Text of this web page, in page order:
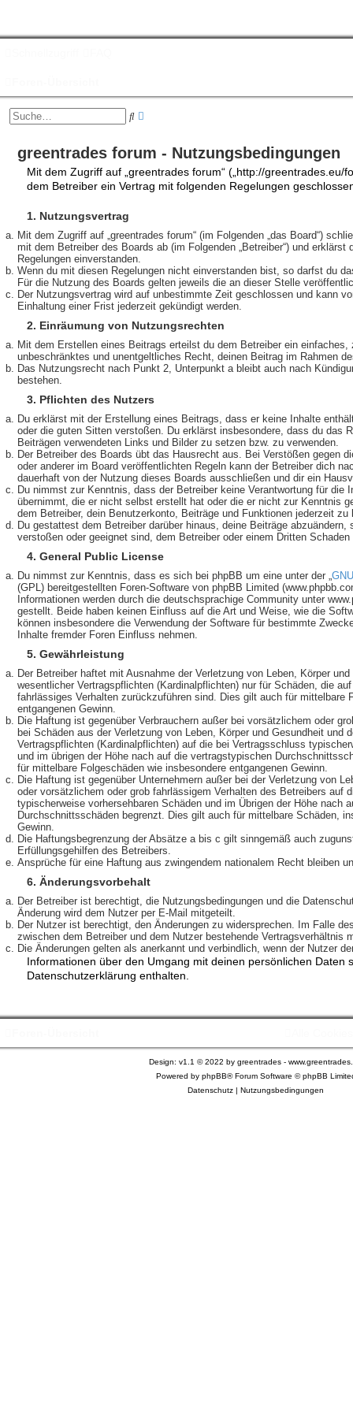
S
h e
i
t
e
S
u
h
e
greentrades forum - Nutzungsbedingungen
Mit dem Zugriff auf „greentrades forum“ („http://greentrades.eu/
dem Betreiber ein Vertrag mit folgenden Regelungen
1. Nutzungsvertrag
Mit dem Zugriff auf „greentrades forum“ (im Folgenden „das Board“)
mit dem Betreiber des Boards ab (im Folgenden „Betreiber“) und erklärst
Regelungen einverstanden.
Wenn du mit diesen Regelungen nicht einverstanden bist, so darfst du
Für die Nutzung des Boards gelten jeweils die an dieser Stelle
Der Nutzungsvertrag wird auf unbestimmte Zeit geschlossen und kann
Einhaltung einer Frist jederzeit gekündigt werden.
2. Einräumung von Nutzungsrechten
Mit dem Erstellen eines Beitrags erteilst du dem Betreiber ein einfaches,
unbeschränktes und unentgeltliches Recht, deinen Beitrag im Rahmen
Das Nutzungsrecht nach Punkt 2, Unterpunkt a bleibt auch nach
bestehen.
3. Pflichten des Nutzers
Du erklärst mit der Erstellung eines Beitrags, dass er keine Inhalte
oder die guten Sitten verstoßen. Du erklärst insbesondere, dass du das
Beiträgen verwendeten Links und Bilder zu setzen bzw. zu verwenden.
Der Betreiber des Boards übt das Hausrecht aus. Bei Verstößen gegen
oder anderer im Board veröffentlichten Regeln kann der Betreiber dich
dauerhaft von der Nutzung dieses Boards ausschließen und dir ein
Du nimmst zur Kenntnis, dass der Betreiber keine Verantwortung für die
übernimmt, die er nicht selbst erstellt hat oder die er nicht zur Kenntnis
dem Betreiber, dein Benutzerkonto, Beiträge und Funktionen jederzeit zu
Du gestattest dem Betreiber darüber hinaus, deine Beiträge abzuändern,
verstoßen oder geeignet sind, dem Betreiber oder einem Dritten
4. General Public License
Du nimmst zur Kenntnis, dass es sich bei phpBB um eine unter der „
(GPL) bereitgestellten Foren-Software von phpBB Limited
Informationen werden durch die deutschsprachige Community unter
gestellt. Beide haben keinen Einfluss auf die Art und Weise, wie die
können insbesondere die Verwendung der Software für bestimmte
Inhalte fremder Foren Einfluss nehmen.
5. Gewährleistung
Der Betreiber haftet mit Ausnahme der Verletzung von Leben, Körper
wesentlicher Vertragspflichten (Kardinalpflichten) nur für Schäden, die
fahrlässiges Verhalten zurückzuführen sind. Dies gilt auch für mittelbare
entgangenen Gewinn.
Die Haftung ist gegenüber Verbrauchern außer bei vorsätzlichem oder
bei Schäden aus der Verletzung von Leben, Körper und Gesundheit und
Vertragspflichten (Kardinalpflichten) auf die bei Vertragsschluss
und im übrigen der Höhe nach auf die vertragstypischen
für mittelbare Folgeschäden wie insbesondere entgangenen Gewinn.
Die Haftung ist gegenüber Unternehmern außer bei der Verletzung von
oder vorsätzlichem oder grob fahrlässigem Verhalten des Betreibers auf
typischerweise vorhersehbaren Schäden und im Übrigen der Höhe nach
Durchschnittsschäden begrenzt. Dies gilt auch für mittelbare Schäden,
Gewinn.
Die Haftungsbegrenzung der Absätze a bis c gilt sinngemäß auch
Erfüllungsgehilfen des Betreibers.
Ansprüche für eine Haftung aus zwingendem nationalem Recht bleiben
6. Änderungsvorbehalt
Der Betreiber ist berechtigt, die Nutzungsbedingungen und die
Änderung wird dem Nutzer per E-Mail mitgeteilt.
Der Nutzer ist berechtigt, den Änderungen zu widersprechen. Im Falle
zwischen dem Betreiber und dem Nutzer bestehende Vertragsverhältnis
Die Änderungen gelten als anerkannt und verbindlich, wenn der Nutzer
Informationen über den Umgang mit deinen persönlichen Daten
Datenschutzerklärung enthalten.
Design: v1.1 © 2022 by greentrades -
Powered by phpBB®Forum Software © phpBB
Datenschutz
Nutzungsbedingungen